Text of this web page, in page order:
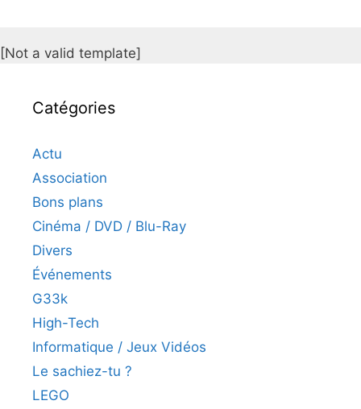
[Not a valid template]
Catégories
Actu
Association
Bons plans
Cinéma / DVD / Blu-Ray
Divers
Événements
G33k
High-Tech
Informatique / Jeux Vidéos
Le sachiez-tu ?
LEGO